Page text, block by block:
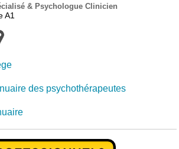
& Psychologue Clinicien
A1
des psychothérapeutes